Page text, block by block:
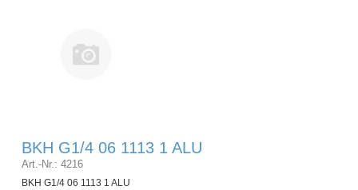
BKH G1/4 06 1113 1 ALU
Art.-Nr.: 4216
BKH G1/4 06 1113 1 ALU